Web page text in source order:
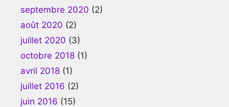
septembre 2020 (2)
août 2020 (2)
juillet 2020 (3)
octobre 2018 (1)
avril 2018 (1)
juillet 2016 (2)
juin 2016 (15)